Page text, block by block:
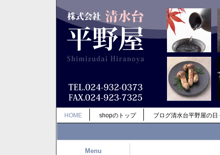
HOME shopのトップ ブログ清水台平野屋の日
Menu